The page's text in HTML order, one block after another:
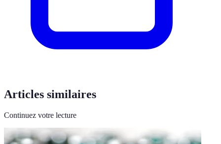
Articles similaires
Continuez votre lecture